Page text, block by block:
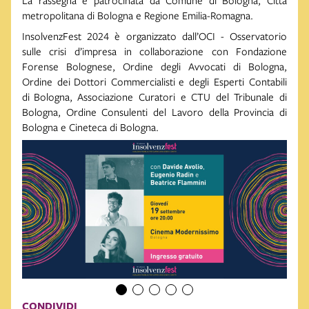
metropolitana di Bologna e Regione Emilia-Romagna.
InsolvenzFest 2024 è organizzato dall’OCI - Osservatorio
sulle crisi d’impresa in collaborazione con Fondazione
Forense Bolognese, Ordine degli Avvocati di Bologna,
Ordine dei Dottori Commercialisti e degli Esperti Contabili
di Bologna, Associazione Curatori e CTU del Tribunale di
Bologna, Ordine Consulenti del Lavoro della Provincia di
Bologna e Cineteca di Bologna.
CONDIVIDI